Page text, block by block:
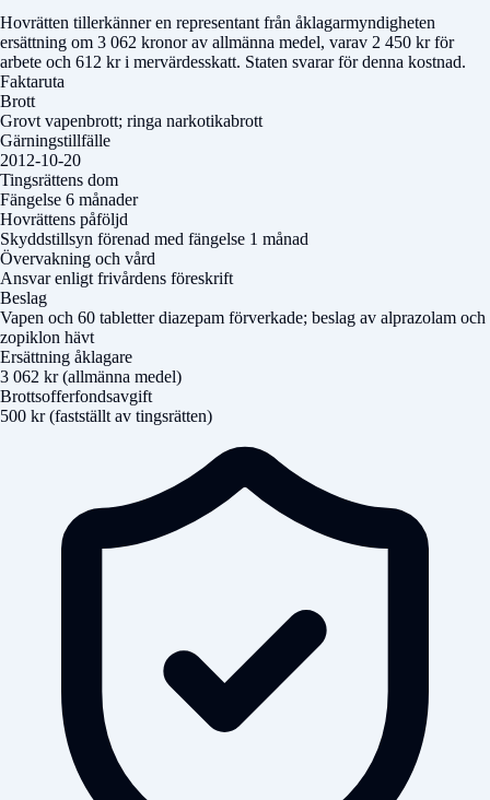
Hovrätten tillerkänner en representant från åklagarmyndigheten
ersättning om 3 062 kronor av allmänna medel, varav 2 450 kr för
arbete och 612 kr i mervärdesskatt. Staten svarar för denna kostnad.
Faktaruta
Brott
Grovt vapenbrott; ringa narkotikabrott
Gärningstillfälle
2012-10-20
Tingsrättens dom
Fängelse 6 månader
Hovrättens påföljd
Skyddstillsyn förenad med fängelse 1 månad
Övervakning och vård
Ansvar enligt frivårdens föreskrift
Beslag
Vapen och 60 tabletter diazepam förverkade; beslag av alprazolam och
zopiklon hävt
Ersättning åklagare
3 062 kr (allmänna medel)
Brottsofferfondsavgift
500 kr (fastställt av tingsrätten)